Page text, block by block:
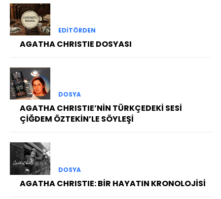
EDITÖRDEN
AGATHA CHRISTIE DOSYASI
DOSYA
AGATHA CHRISTIE’NİN TÜRKÇEDEKİ SESİ
ÇİĞDEM ÖZTEKİN’LE SÖYLEŞİ
DOSYA
AGATHA CHRISTIE: BİR HAYATIN KRONOLOJİSİ